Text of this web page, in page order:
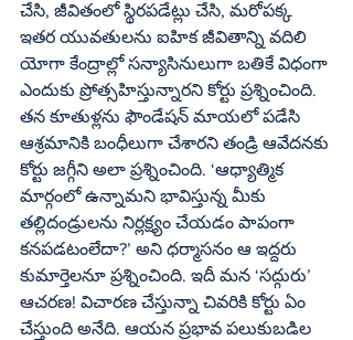
చేసి, జీవితంలో స్థిరపడేట్లు చేసి, మరోపక్క
ఇతర యువతులను ఐహిక జీవితాన్ని వదిలి
యోగా కేంద్రాల్లో సన్యాసినులుగా బతికే విధంగా
ఎందుకు ప్రోత్సహిస్తున్నారని కోర్టు ప్రశ్నించింది.
తన కూతుళ్లను ఫౌండేషన్‌ మాయలో పడేసి
ఆశ్రమానికి బంధీలుగా చేశారని తండ్రి ఆవేదనకు
కోర్టు జగ్గీని అలా ప్రశ్నించింది. ‘ఆధ్యాత్మిక
మార్గంలో ఉన్నామని భావిస్తున్న మీకు
తల్లిదండ్రులను నిర్లక్ష్యం చేయడం పాపంగా
కనపడటంలేదా?’ అని ధర్మాసనం ఆ ఇద్దరు
కుమార్తెలనూ ప్రశ్నించింది. ఇదీ మన ‘సద్గురు’
ఆచరణ! విచారణ చేస్తున్నా చివరికి కోర్టు ఏం
చేస్తుంది అనేది. ఆయన ప్రభావ పలుకుబడిల